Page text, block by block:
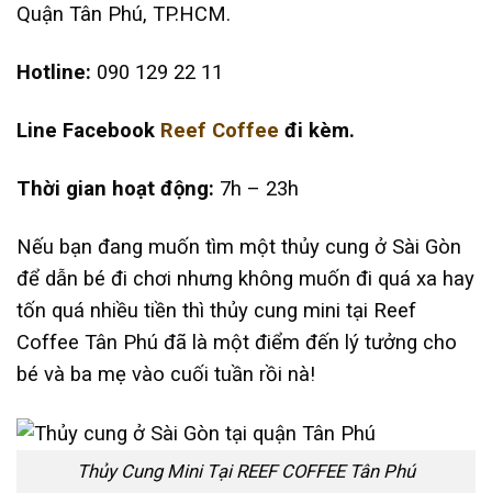
Quận Tân Phú, TP.HCM.
Hotline: 090 129 22 11
Line Facebook Reef Coffee đi kèm.
Thời gian hoạt động: 7h – 23h
Nếu bạn đang muốn tìm một thủy cung ở Sài Gòn
để dẫn bé đi chơi nhưng không muốn đi quá xa hay
tốn quá nhiều tiền thì thủy cung mini tại Reef
Coffee Tân Phú đã là một điểm đến lý tưởng cho
bé và ba mẹ vào cuối tuần rồi nà!
Thủy Cung Mini Tại REEF COFFEE Tân Phú